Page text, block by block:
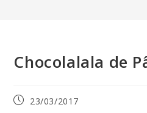
Chocolalala de
Publication
23/03/2017